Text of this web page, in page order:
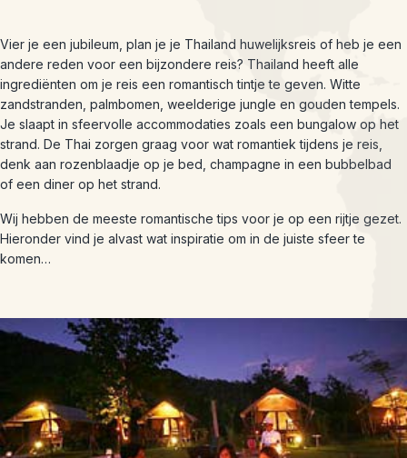
Vier je een jubileum, plan je je Thailand huwelijksreis of heb je een
andere reden voor een bijzondere reis? Thailand heeft alle
ingrediënten om je reis een romantisch tintje te geven. Witte
zandstranden, palmbomen, weelderige jungle en gouden tempels.
Je slaapt in sfeervolle accommodaties zoals een bungalow op het
strand. De Thai zorgen graag voor wat romantiek tijdens je reis,
denk aan rozenblaadje op je bed, champagne in een bubbelbad
of een diner op het strand.
Wij hebben de meeste romantische tips voor je op een rijtje gezet.
Hieronder vind je alvast wat inspiratie om in de juiste sfeer te
komen…